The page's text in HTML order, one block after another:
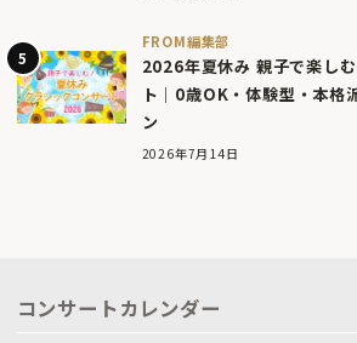
FROM編集部
2026年夏休み 親子で楽し
ト｜0歳OK・体験型・本格
ン
2026年7月14日
コンサートカレンダー